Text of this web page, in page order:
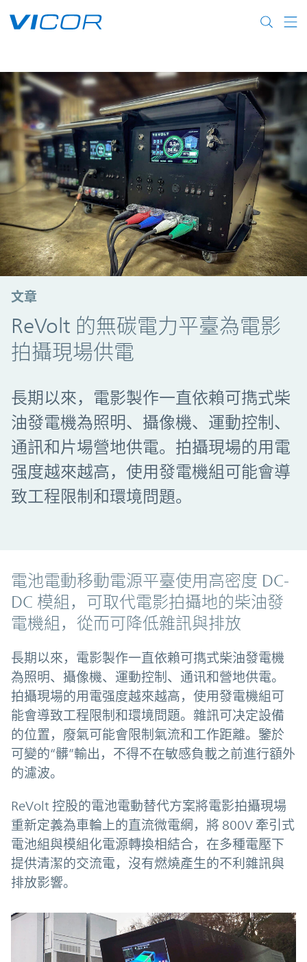
文章
ReVolt 的無碳電力平臺為電影
拍攝現場供電
長期以來，電影製作一直依賴可擕式柴
油發電機為照明、攝像機、運動控制、
通訊和片場營地供電。拍攝現場的用電
强度越來越高，使用發電機組可能會導
致工程限制和環境問題。
電池電動移動電源平臺使用高密度 DC-
DC 模組，可取代電影拍攝地的柴油發
電機組，從而可降低雜訊與排放
長期以來，電影製作一直依賴可擕式柴油發電機
為照明、攝像機、運動控制、通讯和營地供電。
拍攝現場的用電强度越來越高，使用發電機組可
能會導致工程限制和環境問題。雜訊可决定設備
的位置，廢氣可能會限制氣流和工作距離。鑒於
可變的“髒”輸出，不得不在敏感負載之前進行額外
的濾波。
ReVolt 控股的電池電動替代方案將電影拍攝現場
重新定義為車輪上的直流微電網，將 800V 牽引式
電池組與模組化電源轉換相結合，在多種電壓下
提供清潔的交流電，沒有燃燒產生的不利雜訊與
排放影響。